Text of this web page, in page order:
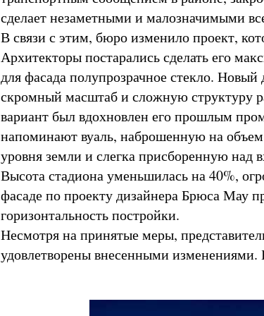
сделает незаметными и малозначимыми
В связи с этим, бюро изменило проект,
Архитекторы постарались сделать его
для фасада полупрозрачное стекло.
скромный масштаб и сложную структуру
вариант был вдохновлен его прошлым
напоминают вуаль, наброшенную на
уровня земли и слегка присборенную над
Высота стадиона уменьшилась на 40%,
фасаде по проекту дизайнера Брюса Мау
горизонтальность постройки.
Несмотря на принятые меры,
удовлетворены внесенными изменениями.